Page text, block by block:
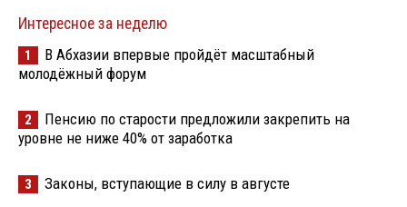
Интересное за неделю
1
В Абхазии впервые пройдёт масштабный
молодёжный форум
2
Пенсию по старости предложили закрепить на
уровне не ниже 40% от заработка
3 Законы, вступающие в силу в августе